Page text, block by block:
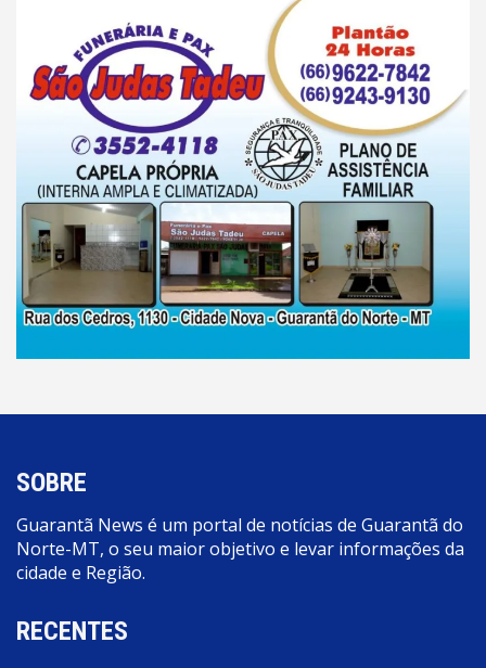
SOBRE
Guarantã News é um portal de notícias de Guarantã do
Norte-MT, o seu maior objetivo e levar informações da
cidade e Região.
RECENTES